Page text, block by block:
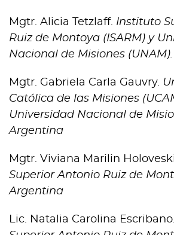
Mgtr. Alicia Tetzlaff. Instituto
Ruiz de Montoya (ISARM) y
Nacional de Misiones
Mgtr. Gabriela Carla Gauvry.
Católica de las Misiones
Universidad Nacional de
Argentina
Mgtr. Viviana Marilin
Superior Antonio Ruiz de
Argentina
Lic. Natalia Carolina Escribano.